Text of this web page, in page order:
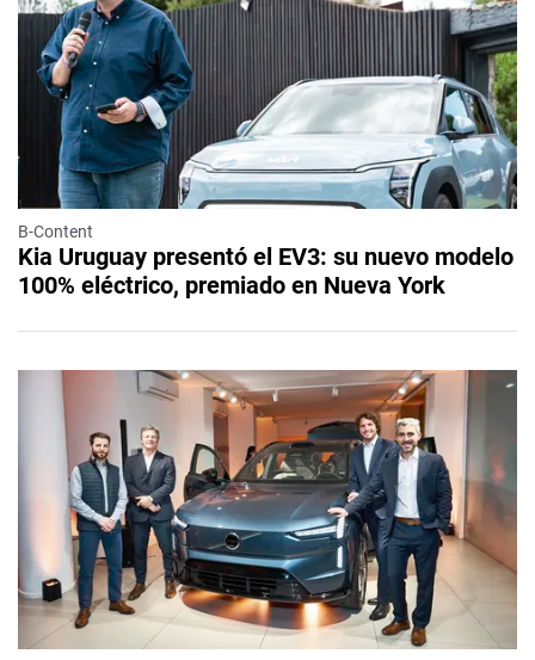
B-Content
Kia Uruguay presentó el EV3: su nuevo modelo
100% eléctrico, premiado en Nueva York